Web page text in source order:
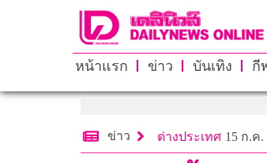
หน้าแรก ข่าว บันเทิง กี
ข่าว ต่างประเทศ 15 ก.ค.